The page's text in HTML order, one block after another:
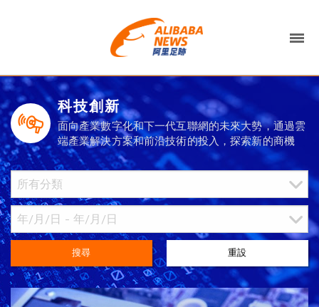
科技創新
面向產業數字化和下一代互聯網的未來大勢，通過雲
端產業解決方案和前沿技術的投入，探索新的商機
搜尋 重設